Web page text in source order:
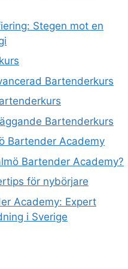
Stegen mot en
Bartenderkurs
Bartenderkurs
Bartender Academy
Bartender Academy?
för nybörjare
Academy: Expert
i Sverige